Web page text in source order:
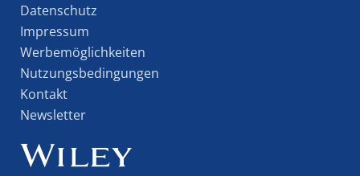
Datenschutz
Impressum
Werbemöglichkeiten
Nutzungsbedingungen
Kontakt
Newsletter